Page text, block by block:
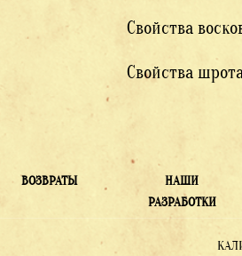
Свойства
Свойства
ВОЗВРАТЫ
НАШИ
РАЗРАБОТКИ